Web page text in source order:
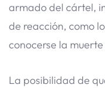
armado del cártel,
de reacción, como
conocerse la
La posibilidad de